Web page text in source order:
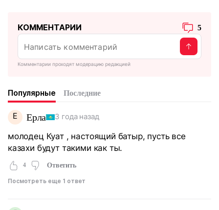
КОММЕНТАРИИ 5
Комментарии проходят модерацию редакцией
Популярные Последние
Е Ерла 3 года назад
молодец Куат , настоящий батыр, пусть все
казахи будут такими как ты.
4 Ответить
Посмотреть еще 1 ответ